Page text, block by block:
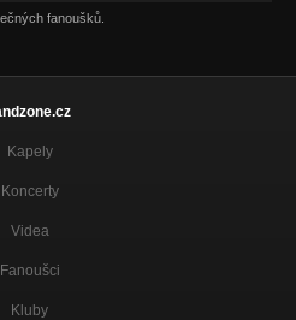
fanoušků.
Kapely
Koncerty
Videa
Fanoušci
Kluby